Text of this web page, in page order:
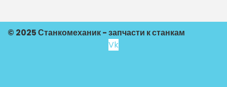
© 2025 Станкомеханик - запчасти к станкам
Vk